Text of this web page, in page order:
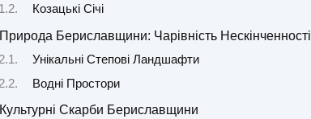
Козацькі Січі
Природа Бериславщини: Чарівність Нескінченності
Унікальні Степові Ландшафти
Водні Простори
Культурні Скарби Бериславщини